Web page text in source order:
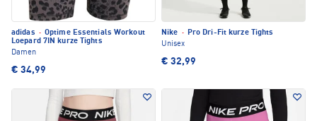
adidas · Optime Essentials Workout
Loepard 7IN kurze Tights
Damen
€ 34,99
Nike · Pro Dri-Fit kurze Tights
Unisex
€ 32,99